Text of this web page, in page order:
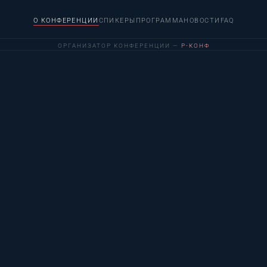
О КОНФЕРЕНЦИИ СПИКЕРЫ ПРОГРАММА НОВОСТИ FAQ
ОРГАНИЗАТОР КОНФЕРЕНЦИИ — Р-КОНФ